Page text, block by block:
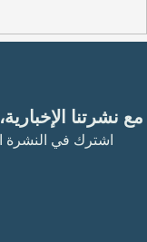
مع نشرتنا
اشترك في النشرة